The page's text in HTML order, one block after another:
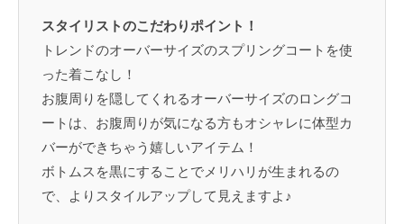
スタイリストのこだわりポイント！
トレンドのオーバーサイズのスプリングコートを使
った着こなし！
お腹周りを隠してくれるオーバーサイズのロングコ
ートは、お腹周りが気になる方もオシャレに体型カ
バーができちゃう嬉しいアイテム！
ボトムスを黒にすることでメリハリが生まれるの
で、よりスタイルアップして見えますよ♪